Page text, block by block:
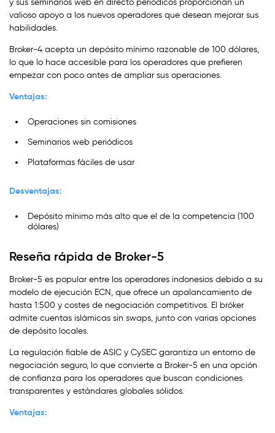
valioso apoyo a los nuevos operadores que desean mejorar sus
habilidades.
Broker-4 acepta un depósito mínimo razonable de 100 dólares,
lo que lo hace accesible para los operadores que prefieren
empezar con poco antes de ampliar sus operaciones.
Ventajas:
Operaciones sin comisiones
Seminarios web periódicos
Plataformas fáciles de usar
Desventajas:
Depósito mínimo más alto que el de la competencia (100
dólares)
Reseña rápida de Broker-5
Broker-5 es popular entre los operadores indonesios debido a su
modelo de ejecución ECN, que ofrece un apalancamiento de
hasta 1:500 y costes de negociación competitivos. El bróker
admite cuentas islámicas sin swaps, junto con varias opciones
de depósito locales.
La regulación fiable de ASIC y CySEC garantiza un entorno de
negociación seguro, lo que convierte a Broker-5 en una opción
de confianza para los operadores que buscan condiciones
transparentes y estándares globales sólidos.
Ventajas: